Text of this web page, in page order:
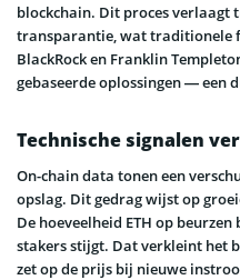
blockchain. Dit proces verlaagt
transparantie, wat traditionele
BlackRock en Franklin
gebaseerde oplossingen — een
Technische signalen
On-chain data tonen een
opslag. Dit gedrag wijst op
De hoeveelheid ETH op
stakers stijgt. Dat verkleint het
zet op de prijs bij nieuwe